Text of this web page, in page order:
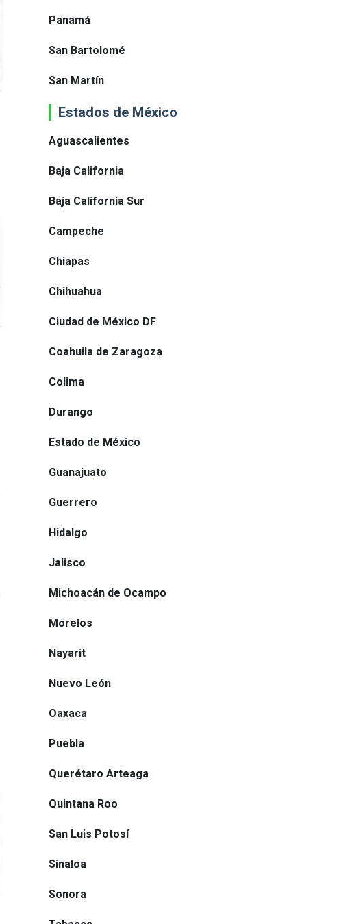
Panamá
San Bartolomé
San Martín
Estados de México
Aguascalientes
Baja California
Baja California Sur
Campeche
Chiapas
Chihuahua
Ciudad de México DF
Coahuila de Zaragoza
Colima
Durango
Estado de México
Guanajuato
Guerrero
Hidalgo
Jalisco
Michoacán de Ocampo
Morelos
Nayarit
Nuevo León
Oaxaca
Puebla
Querétaro Arteaga
Quintana Roo
San Luis Potosí
Sinaloa
Sonora